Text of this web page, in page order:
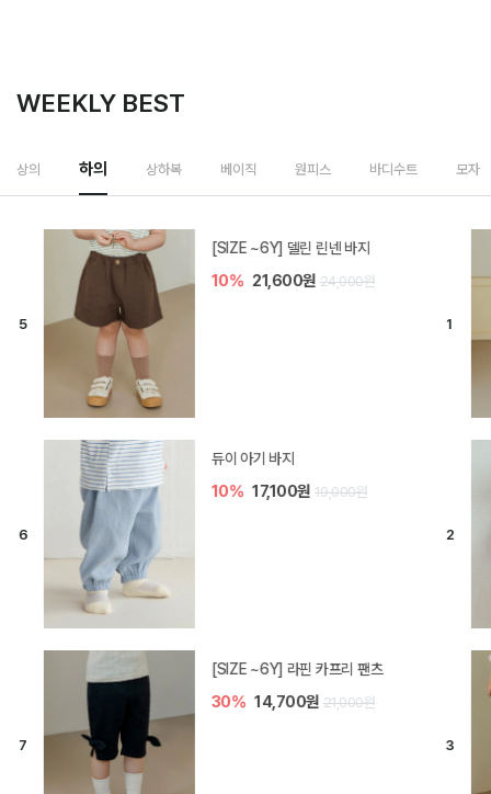
WEEKLY BEST
상의 하의 상하복 베이직 원피스 바디수트 모자
[SIZE ~6Y] 델린 린넨 바지
10% 21,600원 24,000원
듀이 아기 바지
10% 17,100원 19,000원
[SIZE ~6Y] 라핀 카프리 팬츠
30% 14,700원 21,000원